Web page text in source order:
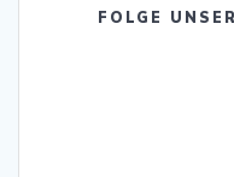
FOLGE